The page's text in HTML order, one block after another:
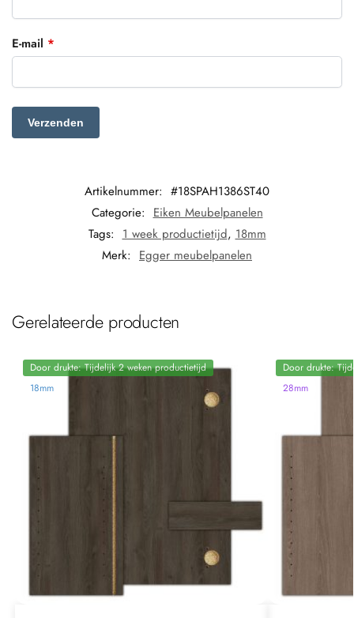
E-mail *
Artikelnummer: #18SPAH1386ST40
Categorie: Eiken Meubelpanelen
Tags: 1 week productietijd, 18mm
Merk: Egger meubelpanelen
Gerelateerde producten
Door drukte: Tijdelijk 2 weken productietijd
18mm
Door drukte:
28mm